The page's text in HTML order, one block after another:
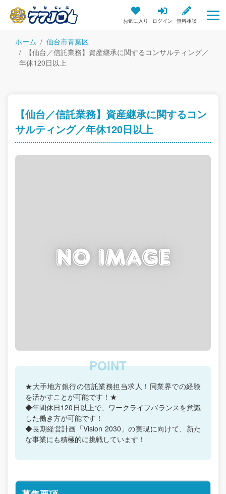
お気に入り ログイン 無料相談
ホーム
仙台市青葉区
【仙台／信託業務】資産継承に関するコンサルティング／
年休120日以上
【仙台／信託業務】資産継承に関するコン
サルティング／年休120日以上
★大手地方銀行の信託業務担当求人！同業界での経験
を活かすことが可能です！★
◆年間休日120日以上で、ワークライフバランスを意識
した働き方が可能です！
◆長期経営計画「Vision 2030」の実現に向けて、新た
な事業にも積極的に挑戦しています！